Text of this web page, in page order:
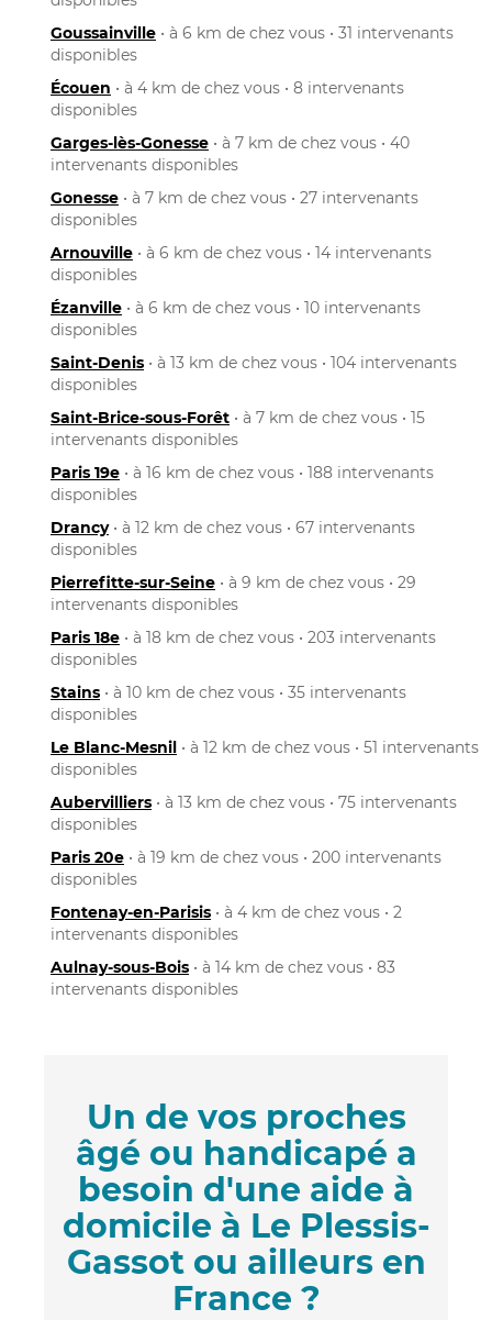
Goussainville • à 6 km de chez vous • 31 intervenants
disponibles
Écouen • à 4 km de chez vous • 8 intervenants
disponibles
Garges-lès-Gonesse • à 7 km de chez vous • 40
intervenants disponibles
Gonesse • à 7 km de chez vous • 27 intervenants
disponibles
Arnouville • à 6 km de chez vous • 14 intervenants
disponibles
Ézanville • à 6 km de chez vous • 10 intervenants
disponibles
Saint-Denis • à 13 km de chez vous • 104 intervenants
disponibles
Saint-Brice-sous-Forêt • à 7 km de chez vous • 15
intervenants disponibles
Paris 19e • à 16 km de chez vous • 188 intervenants
disponibles
Drancy• à 12 km de chez vous • 67 intervenants
disponibles
Pierrefitte-sur-Seine • à 9 km de chez vous • 29
intervenants disponibles
Paris 18e • à 18 km de chez vous • 203 intervenants
disponibles
Stains • à 10 km de chez vous • 35 intervenants
disponibles
Le Blanc-Mesnil • à 12 km de chez vous • 51 intervenants
disponibles
Aubervilliers • à 13 km de chez vous • 75 intervenants
disponibles
Paris 20e • à 19 km de chez vous • 200 intervenants
disponibles
Fontenay-en-Parisis • à 4 km de chez vous • 2
intervenants disponibles
Aulnay-sous-Bois • à 14 km de chez vous • 83
intervenants disponibles
Un de vos proches
âgé ou handicapé a
besoin d'une aide à
domicile à Le Plessis-
Gassot ou ailleurs en
France ?